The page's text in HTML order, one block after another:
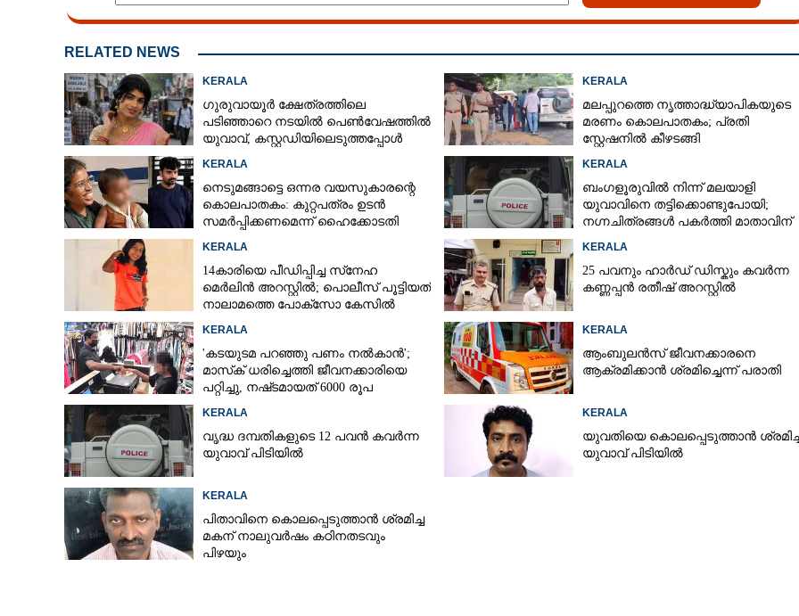
RELATED NEWS
KERALA
ഗുരുവായൂർ ക്ഷേത്രത്തിലെ
പടിഞ്ഞാറെ നടയിൽ പെൺവേഷത്തിൽ
യുവാവ്,​ കസ്റ്റഡിയിലെടുത്തപ്പോൾ
KERALA
മലപ്പുറത്തെ നൃത്താദ്ധ്യാപികയുടെ
മരണം കൊലപാതകം; പ്രതി
സ്റ്റേഷനിൽ കീഴടങ്ങി
KERALA
നെടുമങ്ങാട്ടെ ഒന്നര വയസുകാരന്റെ
കൊലപാതകം: കുറ്റപത്രം ഉടൻ
സമർപ്പിക്കണമെന്ന് ഹൈക്കോടതി
KERALA
ബംഗളൂരുവിൽ നിന്ന് മലയാളി
യുവാവിനെ തട്ടിക്കൊണ്ടുപോയി;
നഗ്നചിത്രങ്ങൾ പകർത്തി മാതാവിന്
KERALA
14കാരിയെ പീഡിപ്പിച്ച സ്‌നേഹ
മെർലിൻ അറസ്റ്റിൽ; പൊലീസ് പൂട്ടിയത്
നാലാമത്തെ പോക്‌സോ കേസിൽ
KERALA
25 പവനും ഹാർഡ് ഡിസ്കും കവർന്ന
കണ്ണപ്പൻ രതീഷ് അറസ്റ്റിൽ
KERALA
'കടയുടമ പറഞ്ഞു പണം നൽകാൻ';
മാസ്‌ക് ധരിച്ചെത്തി ജീവനക്കാരിയെ
പറ്റിച്ചു, നഷ്‌ടമായത് 6000 രൂപ
KERALA
ആംബുലൻസ് ജീവനക്കാരനെ
ആക്രമിക്കാൻ ശ്രമിച്ചെന്ന് പരാതി
KERALA
വൃദ്ധ ദമ്പതികളുടെ 12 പവൻ കവർന്ന
യുവാവ് പിടിയിൽ
KERALA
യുവതിയെ കൊലപ്പെടുത്താൻ
യുവാവ് പിടിയിൽ
KERALA
പിതാവിനെ കൊലപ്പെടുത്താൻ ശ്രമിച്ച
മകന് നാലുവർഷം കഠിനതടവും
പിഴയും
മുക്കുപണ്ടം പണയം വച്ച് നാല് ലക്ഷം തട്ടിയ